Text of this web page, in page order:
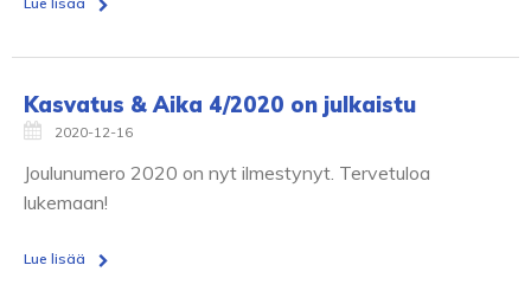
Kasvatus & Aika 4/2020 on julkaistu
2020-12-16
Joulunumero 2020 on nyt ilmestynyt. Tervetuloa
lukemaan!
Lue lisää